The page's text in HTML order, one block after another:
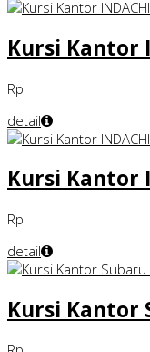
Kursi Kantor
Rp
detail
Kursi Kantor
Rp
detail
Kursi Kantor